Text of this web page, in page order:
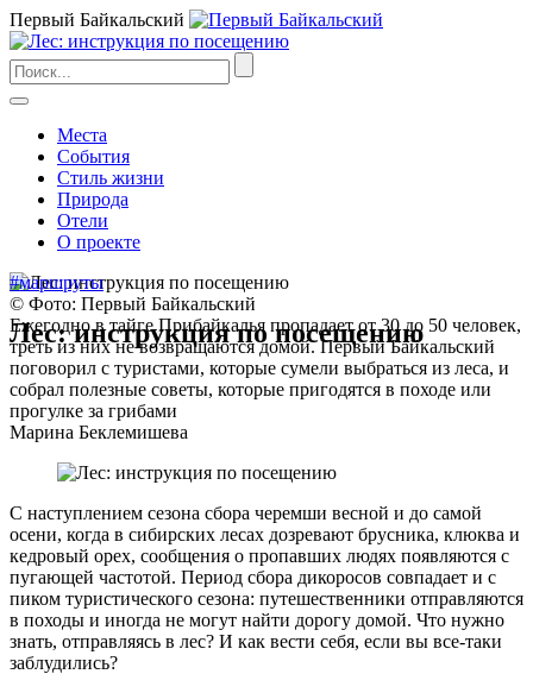
Первый Байкальский
Места
События
Стиль жизни
Природа
Отели
О проекте
#маршруты
Лес: инструкция по посещению
© Фото: Первый Байкальский
Ежегодно в тайге Прибайкалья пропадает от 30 до 50 человек,
треть из них не возвращаются домой. Первый Байкальский
поговорил с туристами, которые сумели выбраться из леса, и
собрал полезные советы, которые пригодятся в походе или
прогулке за грибами
Марина Беклемишева
С наступлением сезона сбора черемши весной и до самой
осени, когда в сибирских лесах дозревают брусника, клюква и
кедровый орех, сообщения о пропавших людях появляются с
пугающей частотой. Период сбора дикоросов совпадает и с
пиком туристического сезона: путешественники отправляются
в походы и иногда не могут найти дорогу домой. Что нужно
знать, отправляясь в лес? И как вести себя, если вы все-таки
заблудились?